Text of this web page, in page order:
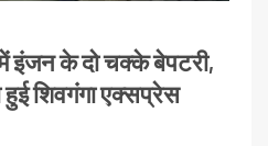
इंजन के दो चक्के बेपटरी,
हुई शिवगंगा एक्सप्रेस